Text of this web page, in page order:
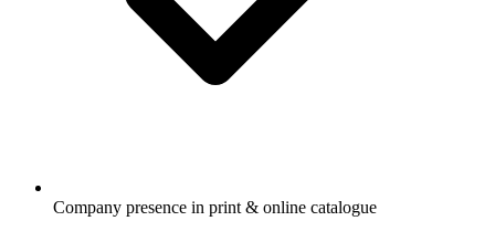
Company presence in print & online catalogue